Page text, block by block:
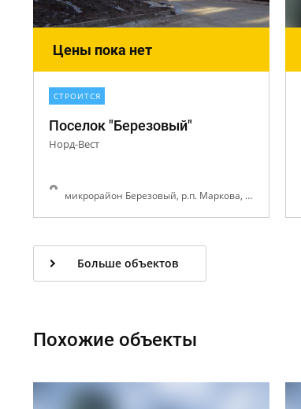
Цены пока нет
СТРОИТСЯ
Поселок "Березовый"
Норд-Вест
микрорайон Березовый, р.п. Маркова, Иркутского района, Иркутской области
Больше объектов
Похожие объекты